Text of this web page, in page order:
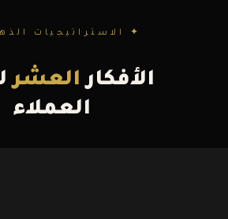
✦ الاستراتيجيات الذهبية ✦
الأفكار العشر
العملاء